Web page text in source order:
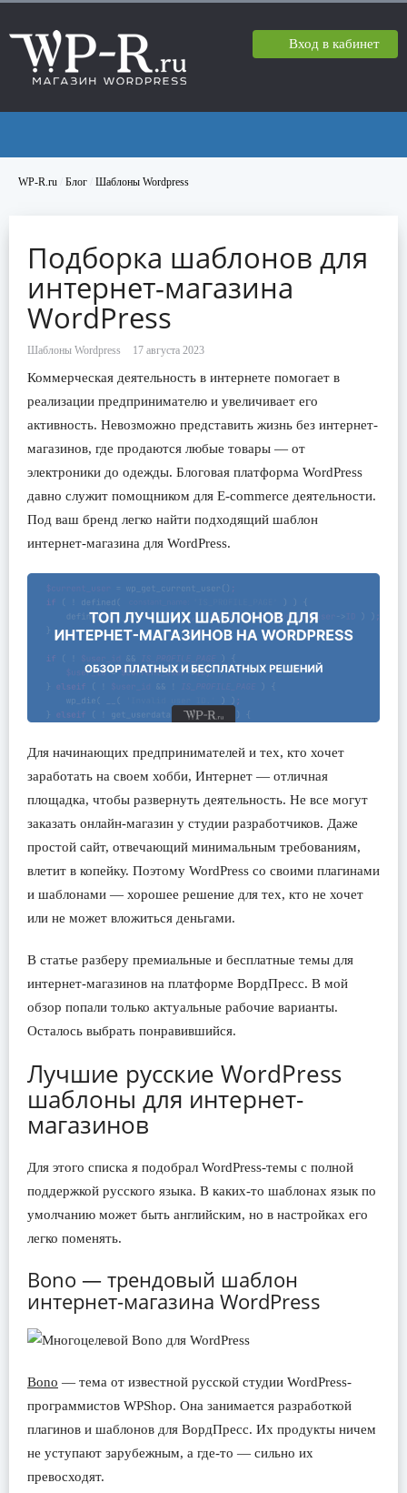
Вход в кабинет
WP-R.ru Блог Шаблоны Wordpress
Подборка шаблонов для
интернет-магазина
WordPress
Шаблоны Wordpress
Коммерческая деятельность в интернете помогает в
реализации предпринимателю и увеличивает его
активность. Невозможно представить жизнь без интернет-
магазинов, где продаются любые товары — от
электроники до одежды. Блоговая платформа WordPress
давно служит помощником для E-commerce деятельности.
Под ваш бренд легко найти подходящий шаблон
интернет-магазина для WordPress.
Для начинающих предпринимателей и тех, кто хочет
заработать на своем хобби, Интернет — отличная
площадка, чтобы развернуть деятельность. Не все могут
заказать онлайн-магазин у студии разработчиков. Даже
простой сайт, отвечающий минимальным требованиям,
влетит в копейку. Поэтому WordPress со своими плагинами
и шаблонами — хорошее решение для тех, кто не хочет
или не может вложиться деньгами.
В статье разберу премиальные и бесплатные темы для
интернет-магазинов на платформе ВордПресс. В мой
обзор попали только актуальные рабочие варианты.
Осталось выбрать понравившийся.
Лучшие русские WordPress
шаблоны для интернет-
магазинов
Для этого списка я подобрал WordPress-темы с полной
поддержкой русского языка. В каких-то шаблонах язык по
умолчанию может быть английским, но в настройках его
легко поменять.
Bono — трендовый шаблон
интернет-магазина WordPress
Bono — тема от известной русской студии WordPress-
программистов WPShop. Она занимается разработкой
плагинов и шаблонов для ВордПресс. Их продукты ничем
не уступают зарубежным, а где-то — сильно их
превосходят.